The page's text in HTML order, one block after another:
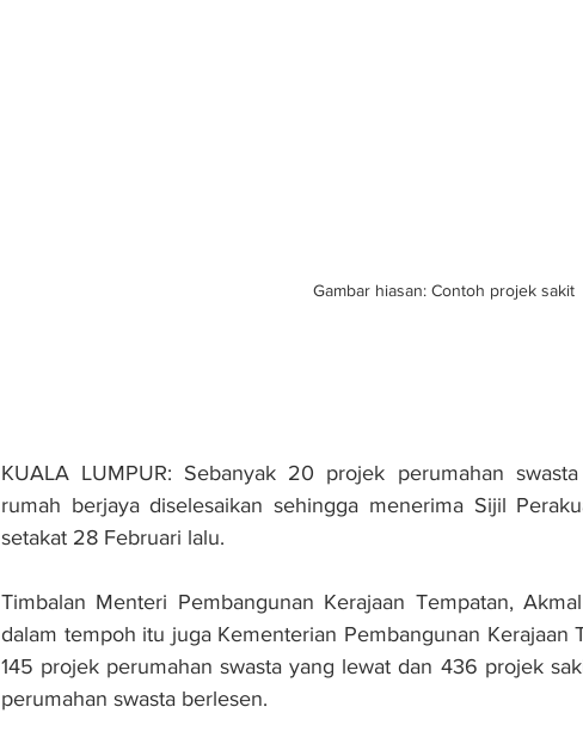
Gambar hiasan: Contoh projek sakit
KUALA LUMPUR: Sebanyak 20 projek perumahan
rumah berjaya diselesaikan sehingga menerima Sijil
setakat 28 Februari lalu.
Timbalan Menteri Pembangunan Kerajaan Tempatan,
dalam tempoh itu juga Kementerian Pembangunan Kerajaan
145 projek perumahan swasta yang lewat dan 436 projek
perumahan swasta berlesen.